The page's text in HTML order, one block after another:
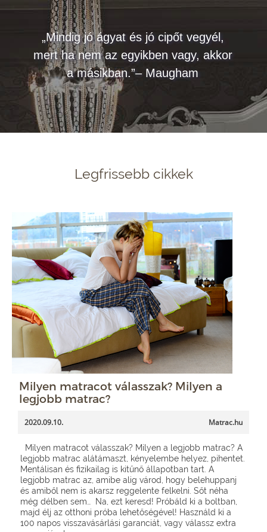
„Mindig jó ágyat és jó cipőt vegyél,
mert ha nem az egyikben vagy, akkor
a másikban.”– Maugham
Legfrissebb cikkek
Milyen matracot válasszak? Milyen a
legjobb matrac?
2020.09.10. Matrac.hu
Milyen matracot válasszak? Milyen a legjobb matrac? A
legjobb matrac alátámaszt, kényelembe helyez, pihentet.
Mentálisan és fizikailag is kitűnő állapotban tart. A
legjobb matrac az, amibe alig várod, hogy belehuppanj
és amiből nem is akarsz reggelente felkelni. Sőt néha
még délben sem… Na, ezt keresd! Próbáld ki a boltban,
majd élj az otthoni próba lehetőségével! Használd ki a
100 napos visszavásárlási garanciát, vagy válassz extra